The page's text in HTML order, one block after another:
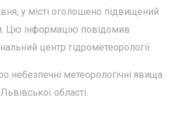
у місті оголошено підвищений
Цю інформацію повідомив
центр гідрометеорології.
небезпечні метеорологічні явища
області.